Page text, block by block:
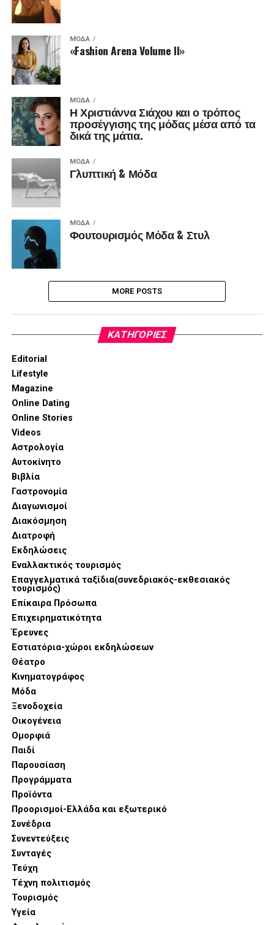
ΜΌΔΑ
«Fashion Arena Volume II»
ΜΌΔΑ
Η Χριστιάννα Σιάχου και ο τρόπος
προσέγγισης της μόδας μέσα από τα
δικά της μάτια.
ΜΌΔΑ
Γλυπτική & Μόδα
ΜΌΔΑ
Φουτουρισμός Μόδα & Στυλ
MORE POSTS
KΑΤΗΓΟΡΊΕΣ
Editorial
Lifestyle
Magazine
Online Dating
Online Stories
Videos
Αστρολογία
Αυτοκίνητο
Βιβλία
Γαστρονομία
Διαγωνισμοί
Διακόσμηση
Διατροφή
Εκδηλώσεις
Εναλλακτικός τουρισμός
Επαγγελματικά ταξίδια(συνεδριακός-εκθεσιακός
τουρισμός)
Επίκαιρα Πρόσωπα
Επιχειρηματικότητα
Έρευνες
Εστιατόρια-χώροι εκδηλώσεων
Θέατρο
Κινηματογράφος
Μόδα
Ξενοδοχεία
Οικογένεια
Ομορφιά
Παιδί
Παρουσίαση
Προγράμματα
Προϊόντα
Προορισμοί-Ελλάδα και εξωτερικό
Συνέδρια
Συνεντεύξεις
Συνταγές
Τεύχη
Τέχνη πολιτισμός
Τουρισμός
Υγεία